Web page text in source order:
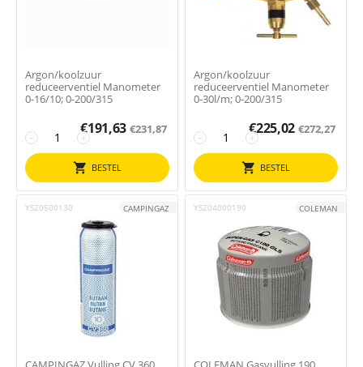
Argon/koolzuur
reduceerventiel Manometer
0-16/10; 0-200/315
+
−
€191,63 €231,87
BESTEL
Argon/koolzuur
reduceerventiel Manometer
0-30l/m; 0-200/315
+
−
€225,02 €272,27
BESTEL
YS20500130 CAMPINGAZ YS204000190 COLEMAN